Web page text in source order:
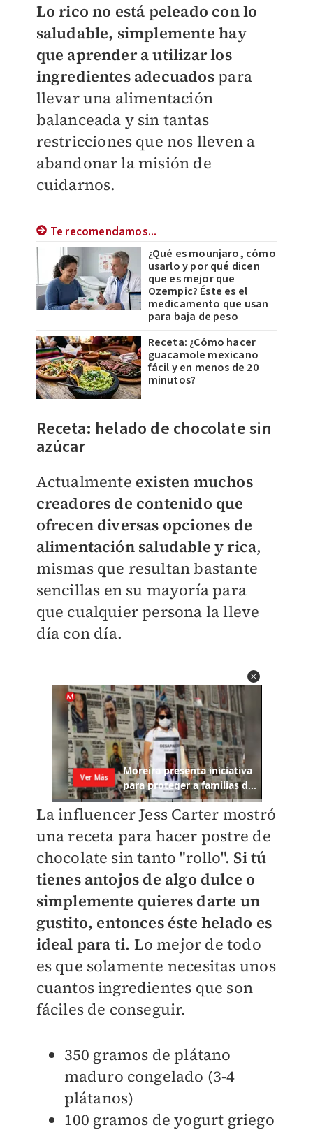
Lo rico no está peleado con lo
saludable, simplemente hay
que aprender a utilizar los
ingredientes adecuadospara
llevar una alimentación
balanceada y sin tantas
restricciones que nos lleven a
abandonar la misión de
cuidarnos.
Te recomendamos...
¿Qué es mounjaro, cómo
usarlo y por qué dicen
que es mejor que
Ozempic? Éste es el
medicamento que usan
para baja de peso
Receta: ¿Cómo hacer
guacamole mexicano
fácil y en menos de 20
minutos?
​Receta: helado de chocolate sin
azúcar
Actualmente existen muchos
creadores de contenido que
ofrecen diversas opciones de
alimentación saludable y rica,
mismas que resultan bastante
sencillas en su mayoría para
que cualquier persona la lleve
día con día.
La influencer Jess Carter mostró
una receta para hacer postre de
chocolate sin tanto "rollo". Si tú
tienes antojos de algo dulce o
simplemente quieres darte un
gustito, entonces éste helado es
ideal para ti. Lo mejor de todo
es que solamente necesitas unos
cuantos ingredientes que son
fáciles de conseguir.
350 gramos de plátano
maduro congelado (3-4
plátanos)
100 gramos de yogurt griego